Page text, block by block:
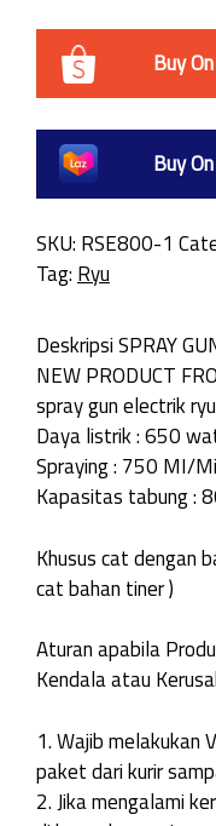
Buy
Buy
SKU: RSE800-1
Tag: Ryu
Deskripsi SPRAY
NEW PRODUCT
spray gun electrik
Daya listrik : 650
Spraying : 750 MI/
Kapasitas tabung :
Khusus cat dengan
cat bahan tiner )
Aturan apabila
Kendala atau
1. Wajib melakukan
paket dari kurir
2. Jika mengalami